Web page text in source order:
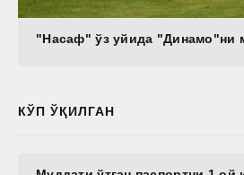
"Насаф" ўз уйида "Динамо"ни
КЎП ЎҚИЛГАН